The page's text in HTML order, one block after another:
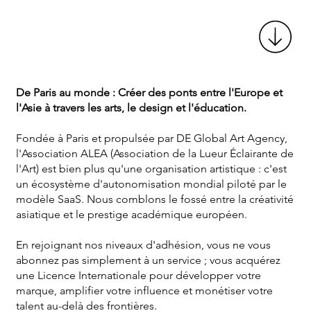
De Paris au monde : Créer des ponts entre l'Europe et
l'Asie à travers les arts, le design et l'éducation.
Fondée à Paris et propulsée par DE Global Art Agency,
l'Association ALEA (Association de la Lueur Éclairante de
l'Art) est bien plus qu'une organisation artistique : c'est
un écosystème d'autonomisation mondial piloté par le
modèle SaaS. Nous comblons le fossé entre la créativité
asiatique et le prestige académique européen.
En rejoignant nos niveaux d'adhésion, vous ne vous
abonnez pas simplement à un service ; vous acquérez
une Licence Internationale pour développer votre
marque, amplifier votre influence et monétiser votre
talent au-delà des frontières.